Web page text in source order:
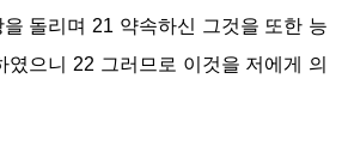
돌리며 21 약속하신 그것을 또한 능
였으니 22 그러므로 이것을 저에게 의